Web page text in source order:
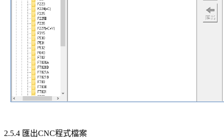
2.5.4 匯出CNC程式檔案